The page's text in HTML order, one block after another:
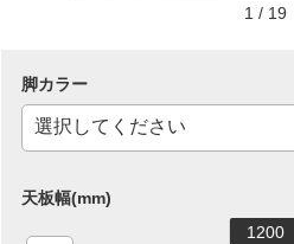
1 / 19
脚カラー
天板幅(mm)
1200